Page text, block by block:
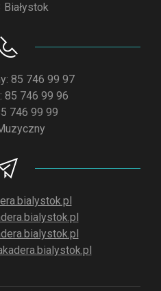
Białystok
85 746 99 97
85 746 99 96
746 99 99